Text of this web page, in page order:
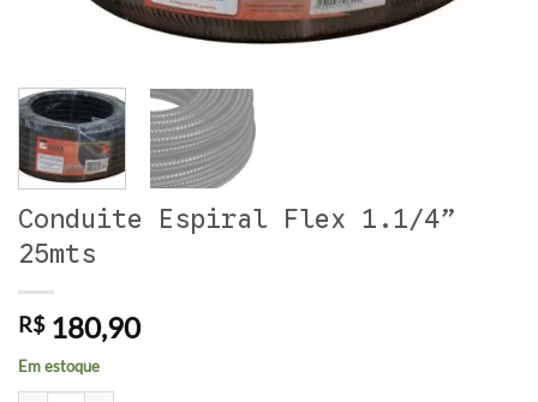
Conduite Espiral Flex 1.1/4”
25mts
R$180,90
Em estoque